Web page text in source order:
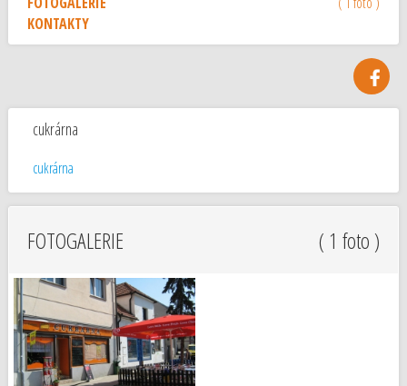
KONTAKTY
cukrárna
cukrárna
FOTOGALERIE ( 1 foto )